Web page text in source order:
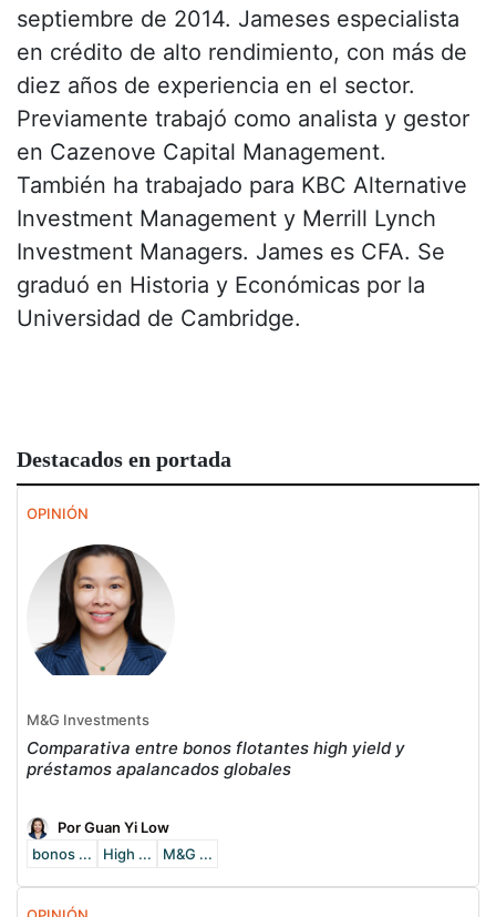
septiembre de 2014. Jameses especialista
en crédito de alto rendimiento, con más de
diez años de experiencia en el sector.
Previamente trabajó como analista y gestor
en Cazenove Capital Management.
También ha trabajado para KBC Alternative
Investment Management y Merrill Lynch
Investment Managers. James es CFA. Se
graduó en Historia y Económicas por la
Universidad de Cambridge.
Destacados en portada
OPINIÓN
M&G Investments
Comparativa entre bonos flotantes high yield y
préstamos apalancados globales
Por Guan Yi Low
bonos ...
High ... M&G ...